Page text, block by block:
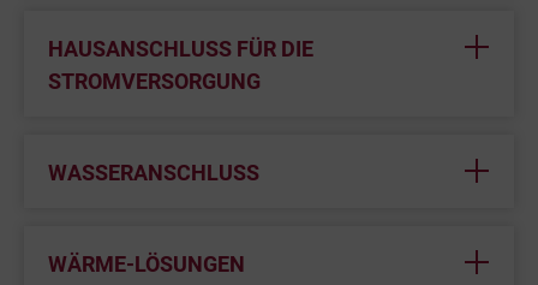
HAUSANSCHLUSS FÜR DIE
STROMVERSORGUNG
WASSERANSCHLUSS
WÄRME-LÖSUNGEN